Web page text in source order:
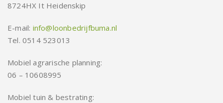
8724HX It Heidenskip
E-mail: info@loonbedrijfbuma.nl
Tel. 0514 523013
Mobiel agrarische planning:
06 – 10608995
Mobiel tuin & bestrating: